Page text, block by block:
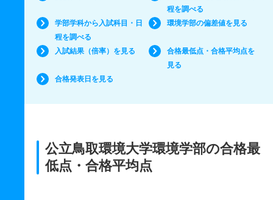
程を調べる
学部学科から入試科目・日
程を調べる
環境学部の偏差値を見る
入試結果（倍率）を見る
合格最低点・合格平均点を
見る
合格発表日を見る
公立鳥取環境大学環境学部の合格最
低点・合格平均点